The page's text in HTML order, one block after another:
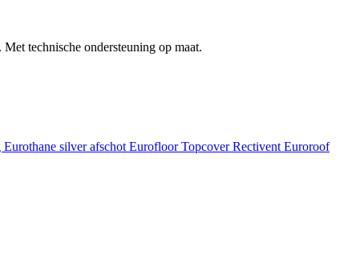
technische ondersteuning op maat.
Eurothane silver afschot EurofloorTopcoverRectivent Euroroof